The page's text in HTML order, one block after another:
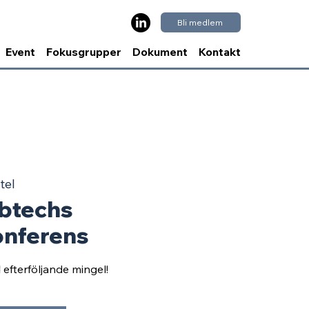
Bli medlem
Event Fokusgrupper Dokument Kontakt
mingel!